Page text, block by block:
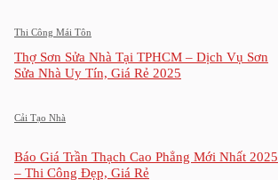
Thi Công Mái Tôn
Thợ Sơn Sửa Nhà Tại TPHCM – Dịch Vụ Sơn
Sửa Nhà Uy Tín, Giá Rẻ 2025
Cải Tạo Nhà
Báo Giá Trần Thạch Cao Phẳng Mới Nhất 2025
– Thi Công Đẹp, Giá Rẻ